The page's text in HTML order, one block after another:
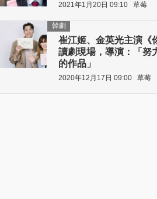
2021年1月20日 09:10 草莓
崔江姬、金英光主演《
讀劇現場，導演：「努
的作品」
韓劇
2020年12月17日 09:00 草莓